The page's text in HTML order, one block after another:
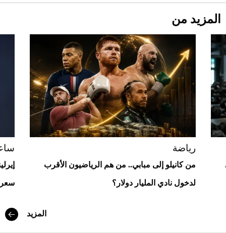
Aston Martin Valiant: على هوى الأبطال
المزيد من
رياضة
من كانيلو إلى مبابي.. من هم الرياضيون الأقرب
لدخول نادي المليار دولار؟
المزيد